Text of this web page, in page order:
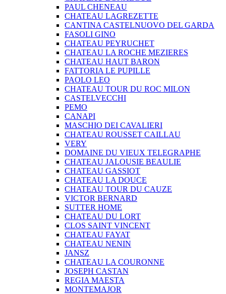
PAUL CHENEAU
CHATEAU LAGREZETTE
CANTINA CASTELNUOVO DEL GARDA
FASOLI GINO
CHATEAU PEYRUCHET
CHATEAU LA ROCHE MEZIERES
CHATEAU HAUT BARON
FATTORIA LE PUPILLE
PAOLO LEO
CHATEAU TOUR DU ROC MILON
CASTELVECCHI
PEMO
CANAPI
MASCHIO DEI CAVALIERI
CHATEAU ROUSSET CAILLAU
VERY
DOMAINE DU VIEUX TELEGRAPHE
CHATEAU JALOUSIE BEAULIE
CHATEAU GASSIOT
CHATEAU LA DOUCE
CHATEAU TOUR DU CAUZE
VICTOR BERNARD
SUTTER HOME
CHATEAU DU LORT
CLOS SAINT VINCENT
CHATEAU FAYAT
CHATEAU NENIN
JANSZ
CHATEAU LA COURONNE
JOSEPH CASTAN
REGIA MAESTA
MONTEMAJOR